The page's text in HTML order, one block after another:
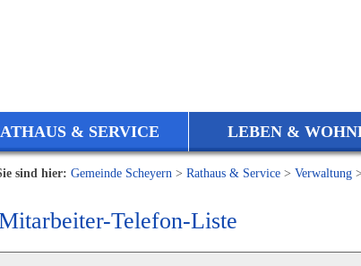
& SERVICE LEBEN &
sind hier: Gemeinde Scheyern > Rathaus & Service > Verwaltung >
Telefon-Liste